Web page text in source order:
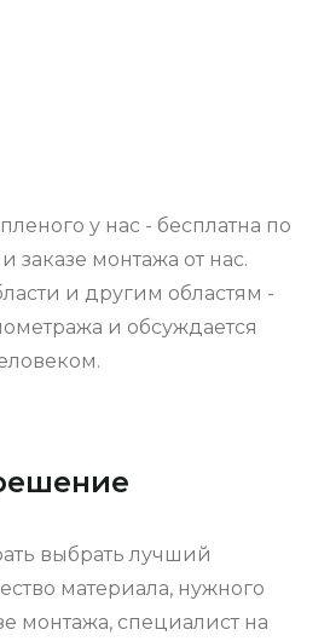
у нас - бесплатна по
заказе монтажа от нас.
и другим областям -
и обсуждается
выбрать лучший
материала, нужного
монтажа, специалист на